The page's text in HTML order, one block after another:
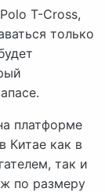
T-Cross,
только
платформе
Китае как в
так и
по размеру